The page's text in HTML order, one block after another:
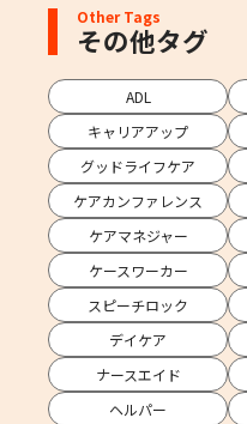
Other Tags
その他タグ
ADL
キャリアアップ
グッドライフケア
ケアカンファレンス
ケアマネジャー
ケースワーカー
スピーチロック
デイケア
ナースエイド
ヘルパー